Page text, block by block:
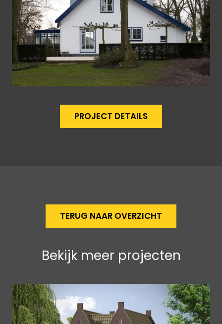
PROJECT DETAILS
TERUG NAAR OVERZICHT
Bekijk meer projecten